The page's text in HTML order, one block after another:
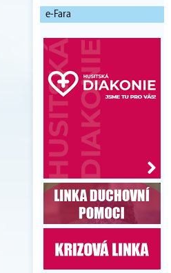
e-Fara